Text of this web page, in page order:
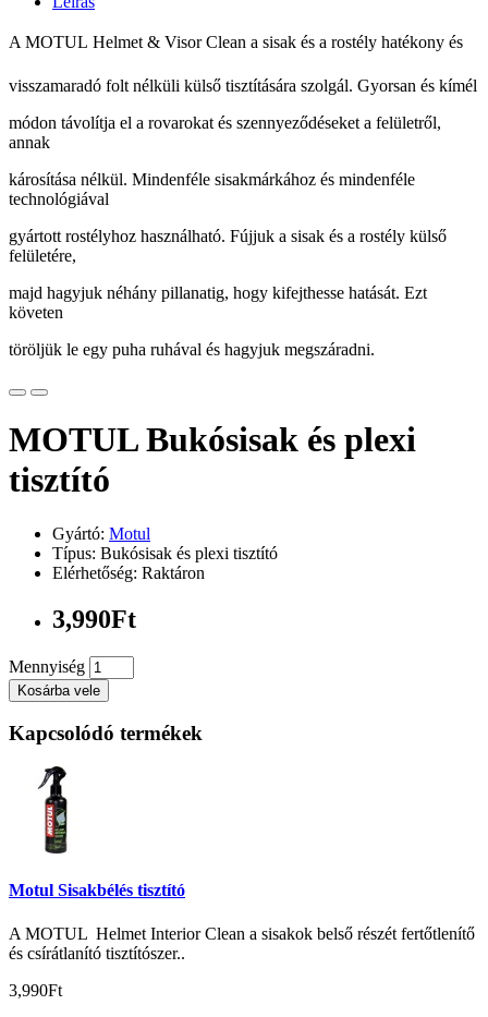
A MOTUL Helmet & Visor Clean a sisak és a rostély hatékony és
visszamaradó folt nélküli külső tisztítására szolgál. Gyorsan és kímél
módon távolítja el a rovarokat és szennyeződéseket a felületről,
annak
károsítása nélkül. Mindenféle sisakmárkához és mindenféle
technológiával
gyártott rostélyhoz használható. Fújjuk a sisak és a rostély külső
felületére,
majd hagyjuk néhány pillanatig, hogy kifejthesse hatását. Ezt
követen
töröljük le egy puha ruhával és hagyjuk megszáradni.
MOTUL Bukósisak és plexi
tisztító
Gyártó: Motul
Típus: Bukósisak és plexi tisztító
Elérhetőség: Raktáron
3,990Ft
Mennyiség
Kosárba vele
Kapcsolódó termékek
Motul Sisakbélés tisztító
A MOTUL Helmet Interior Clean a sisakok belső részét fertőtlenítő
és csírátlanító tisztítószer..
3,990Ft